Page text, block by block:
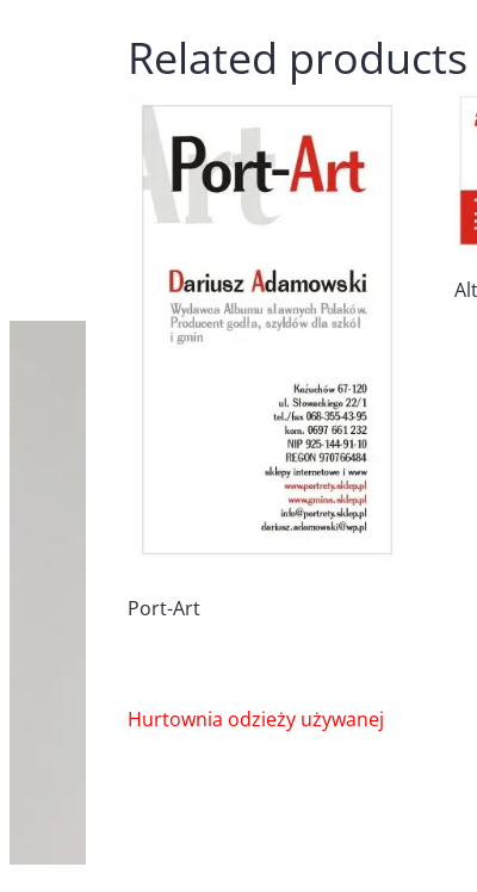
Related products
Port-Art
Nawigacja
Hurtownia odzieży używanej